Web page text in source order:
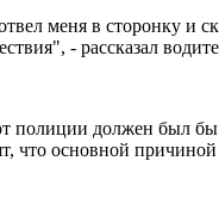
меня в сторонку и
- рассказал
полиции должен был бы
что основной